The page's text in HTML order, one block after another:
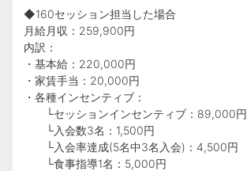
◆160セッション担当した場合
月給月収：259,900円
内訳：
・基本給：220,000円
・家賃手当：20,000円
・各種インセンティブ：
└セッションインセンティブ：89,000円
└入会数3名：1,500円
└入会率達成(5名中3名入会)：4,500円
└食事指導1名：5,000円